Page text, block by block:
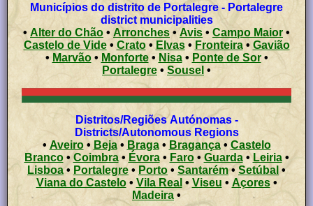
Municípios do distrito de Portalegre - Portalegre
district municipalities
• Alter do Chão • Arronches • Avis • Campo Maior •
Castelo de Vide• Crato• Elvas• Fronteira• Gavião
• Marvão• Monforte• Nisa• Ponte de Sor•
Portalegre • Sousel •
Distritos/Regiões Autónomas -
Districts/Autonomous Regions
• Aveiro• Beja• Braga• Bragança• Castelo
Branco• Coimbra• Évora• Faro• Guarda•Leiria•
Lisboa• Portalegre • Porto • Santarém• Setúbal •
Viana do Castelo• Vila Real • Viseu • Açores •
Madeira •